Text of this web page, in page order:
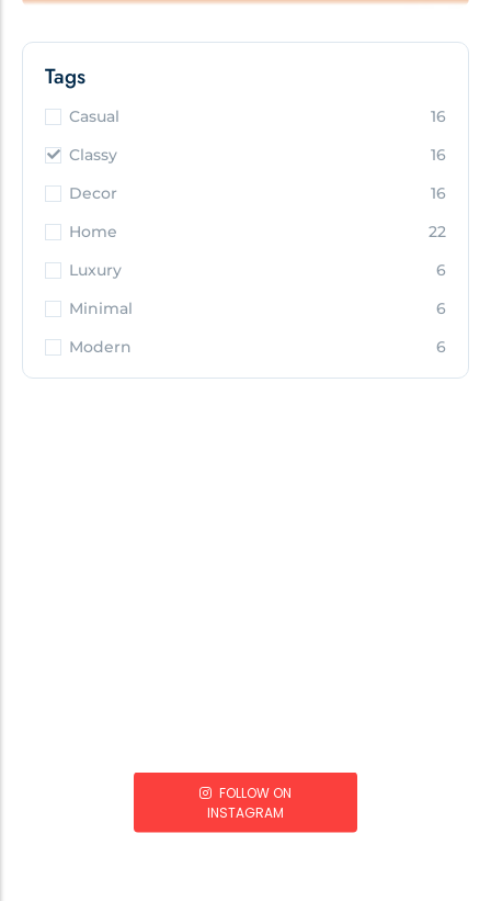
Tags
Casual
16
Classy
16
Decor
16
Home
22
Luxury
6
Minimal
6
Modern
6
FOLLOW ON
INSTAGRAM